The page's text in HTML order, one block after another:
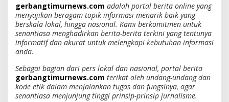
gerbangtimurnews.com adalah portal berita online yang
menyajikan beragam topik informasi menarik baik yang
berskala lokal, hingga nasional. Kami berkomitmen untuk
senantiasa menghadirkan berita-berita terkini yang tentunya
informatif dan akurat untuk melengkapi kebutuhan informasi
anda.
Sebagai bagian dari pers lokal dan nasional, portal berita
gerbangtimurnews.com terikat oleh undang-undang dan
kode etik dalam menjalankan tugas dan fungsinya, agar
senantiasa menjunjung tinggi prinsip-prinsip jurnalisme.